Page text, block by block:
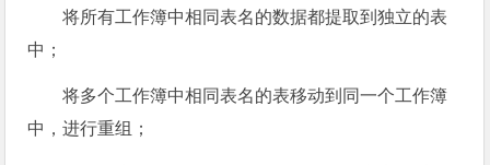
将所有工作簿中相同表名的数据都提取到独立的表
中；
将多个工作簿中相同表名的表移动到同一个工作簿
中，进行重组；